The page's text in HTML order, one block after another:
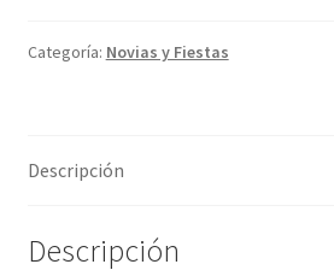
Categoría: Novias y Fiestas
Descripción
Descripción